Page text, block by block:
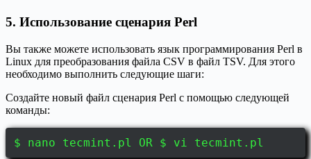
5. Использование сценария Perl
Вы также можете использовать язык программирования Perl в
Linux для преобразования файла CSV в файл TSV. Для этого
необходимо выполнить следующие шаги:
Создайте новый файл сценария Perl с помощью следующей
команды:
$ nano tecmint.pl OR $ vi tecmint.pl